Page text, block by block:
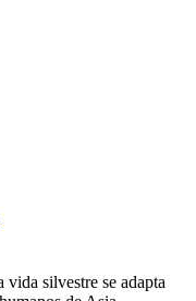
silvestre se adapta